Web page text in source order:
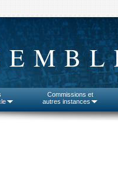
Commissions et
autres instances